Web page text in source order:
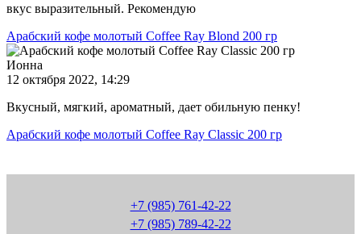
вкус выразительный. Рекомендую
Арабский кофе молотый Coffee Ray Blond 200 гр
Ионна
12 октября 2022, 14:29
Вкусный, мягкий, ароматный, дает обильную пенку!
Арабский кофе молотый Coffee Ray Classic 200 гр
+7 (985) 761-42-22
+7 (985) 789-42-22